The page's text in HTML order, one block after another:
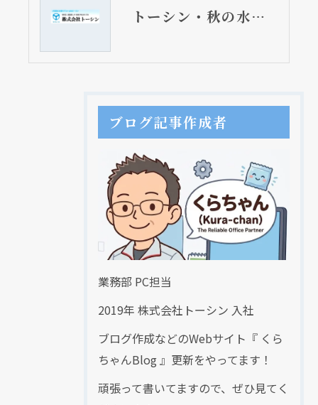
トーシン・秋の水まわり相談会 11月11日開催
ブログ記事作成者
業務部 PC担当
2019年 株式会社トーシン 入社
ブログ作成などのWebサイト『 くら
ちゃんBlog 』更新をやってます！
頑張って書いてますので、ぜひ見てく